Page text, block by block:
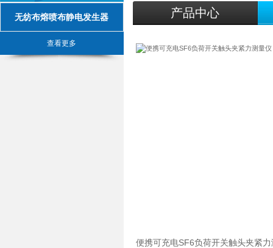
无纺布熔喷布静电发生器
查看更多
产品中心
便携可充电SF6负荷开关触头夹紧